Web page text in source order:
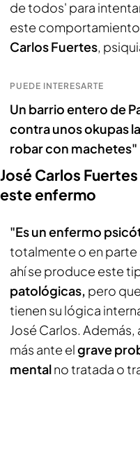
de todos' para
este
Carlos Fuertes,
PUEDE INTERESARTE
Un barrio entero de
contra unos okupas
robar con machetes"
José Carlos
este enfermo
"Es un enfermo
totalmente o en parte
ahí se produce este
patológicas, pero
tienen su lógica
José Carlos. Además,
más ante elgrave
mentalno tratada o